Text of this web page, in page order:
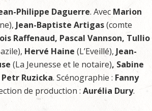
Philippe Daguerre. Avec Marion
Jean-Baptiste Artigas(comte
Raffenaud, Pascal Vannson, Tullio
Hervé Haine (L’Eveillé), Jean-
(La Jeunesse et le notaire), Sabine
Petr Ruzicka. Scénographie : Fanny
de production : Aurélia Dury.